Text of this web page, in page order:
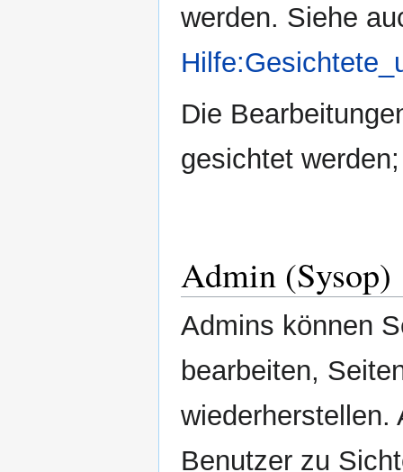
werden. Siehe
Die
gesichtet
Admin (Sysop)
Admins können
bearbeiten,
wiederherstellen.
Benutzer zu